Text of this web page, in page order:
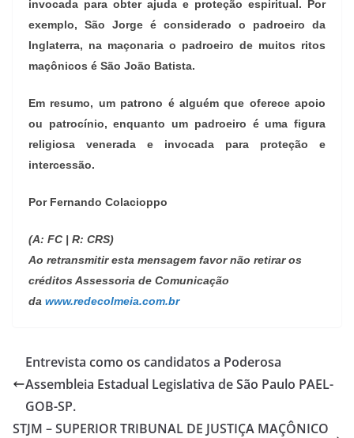
invocada para obter ajuda e proteção espiritual. Por
exemplo, São Jorge é considerado o padroeiro da
Inglaterra, na maçonaria o padroeiro de muitos ritos
maçônicos é São João Batista.
Em resumo, um patrono é alguém que oferece apoio
ou patrocínio, enquanto um padroeiro é uma figura
religiosa venerada e invocada para proteção e
intercessão.
Por Fernando Colacioppo
(A: FC | R: CRS)
Ao retransmitir esta mensagem favor não retirar os
créditos Assessoria de Comunicação
da www.redecolmeia.com.br
Entrevista como os candidatos a Poderosa
Assembleia Estadual Legislativa de São Paulo PAEL-
GOB-SP.
STJM – SUPERIOR TRIBUNAL DE JUSTIÇA MAÇÔNICO